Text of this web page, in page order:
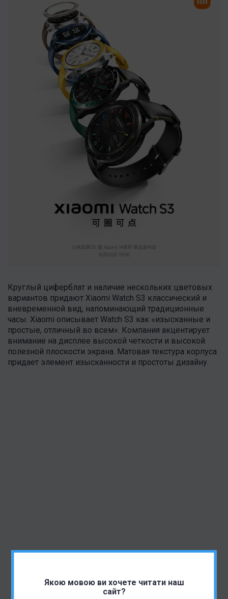
Якою мовою ви хочете читати наш
сайт?
Круглый циферблат и наличие нескольких цветовых
вариантов придают Xiaomi Watch S3 классический и
вневременной вид, напоминающий традиционные
часы. Xiaomi описывает Watch S3 как «изысканные и
простые, отличный во всем». Компания акцентирует
внимание на дисплее высокой четкости и высокой
полезной плоскости экрана. Матовая текстура корпуса
придает элемент изысканности и простоты дизайну.